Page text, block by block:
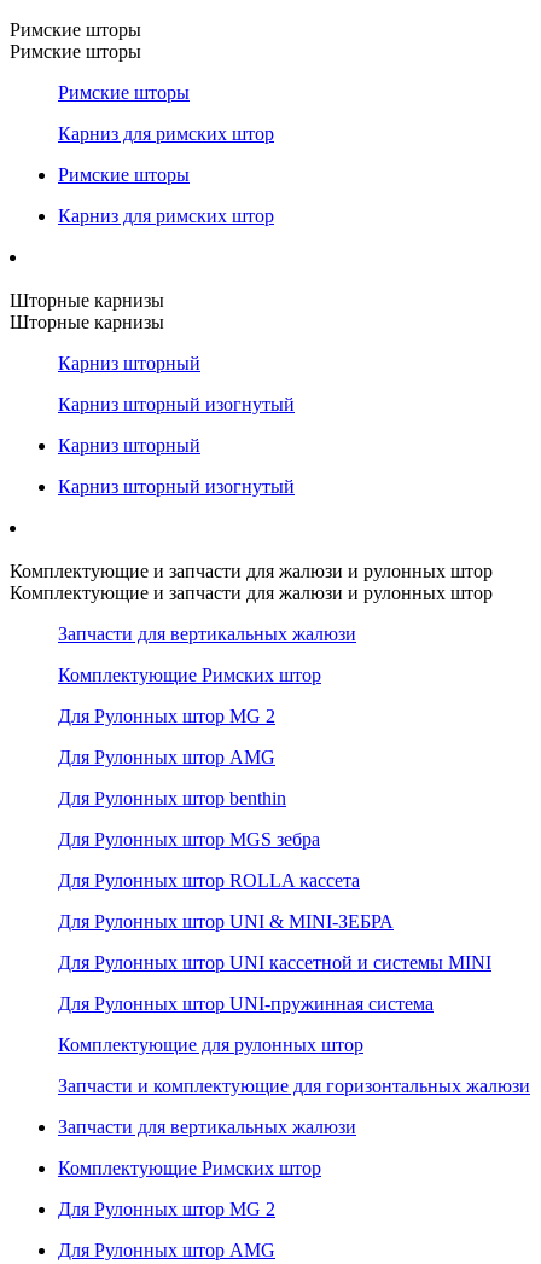
Римские шторы
Римские шторы
Римские шторы
Карниз для римских штор
Римские шторы
Карниз для римских штор
Шторные карнизы
Шторные карнизы
Карниз шторный
Карниз шторный изогнутый
Карниз шторный
Карниз шторный изогнутый
Комплектующие и запчасти для жалюзи и рулонных штор
Комплектующие и запчасти для жалюзи и рулонных штор
Запчасти для вертикальных жалюзи
Комплектующие Римских штор
Для Рулонных штор MG 2
Для Рулонных штор AMG
Для Рулонных штор benthin
Для Рулонных штор MGS зебра
Для Рулонных штор ROLLA кассета
Для Рулонных штор UNI & MINI-ЗЕБРА
Для Рулонных штор UNI кассетной и системы MINI
Для Рулонных штор UNI-пружинная система
Комплектующие для рулонных штор
Запчасти и комплектующие для горизонтальных жалюзи
Запчасти для вертикальных жалюзи
Комплектующие Римских штор
Для Рулонных штор MG 2
Для Рулонных штор AMG